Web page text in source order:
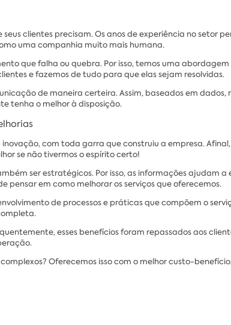
clientes precisam. Os anos de experiência no setor
uma companhia muito mais humana.
que falha ou quebra. Por isso, temos uma
e fazemos de tudo para que elas sejam resolvidas.
de maneira certeira. Assim, baseados em dados,
tenha o melhor à disposição.
com toda garra que construiu a empresa.
se não tivermos o espírito certo!
ser estratégicos. Por isso, as informações ajudam
em como melhorar os serviços que oferecemos.
de processos e práticas que compõem o
esses benefícios foram repassados aos
Oferecemos isso com o melhor custo-